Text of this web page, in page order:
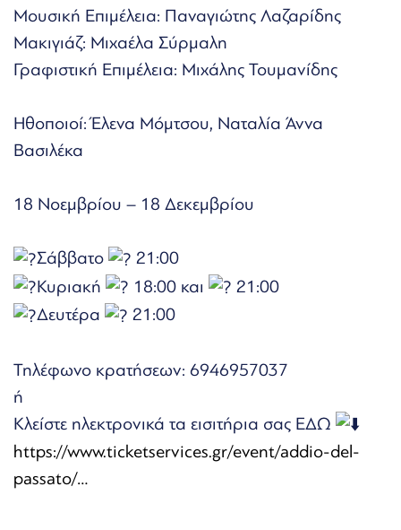
Μουσική Επιμέλεια: Παναγιώτης Λαζαρίδης
Μακιγιάζ: Μιχαέλα Σύρμαλη
Γραφιστική Επιμέλεια: Μιχάλης Τουμανίδης
Ηθοποιοί: Έλενα Μόμτσου, Ναταλία Άννα
Βασιλέκα
18 Νοεμβρίου – 18 Δεκεμβρίου
Σάββατο
21:00
Κυριακή
18:00 και
21:00
Δευτέρα
21:00
Τηλέφωνο κρατήσεων: 6946957037
ή
Κλείστε ηλεκτρονικά τα εισιτήρια σας ΕΔΩ
https://www.ticketservices.gr/event/addio-del-
passato/…